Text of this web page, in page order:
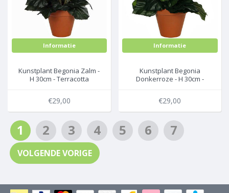
Informatie
Kunstplant Begonia Zalm -
H 30cm - Terracotta
€29,00
Informatie
Kunstplant Begonia
Donkerroze - H 30cm -
€29,00
1 2 3 4 5 6 7
VOLGENDE VORIGE